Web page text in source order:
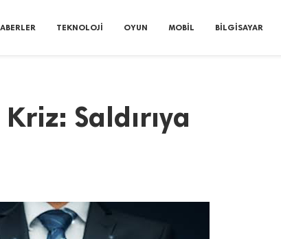
TEKNOLOJI OYUN MOBIL BILGISAYAR
Saldırıya